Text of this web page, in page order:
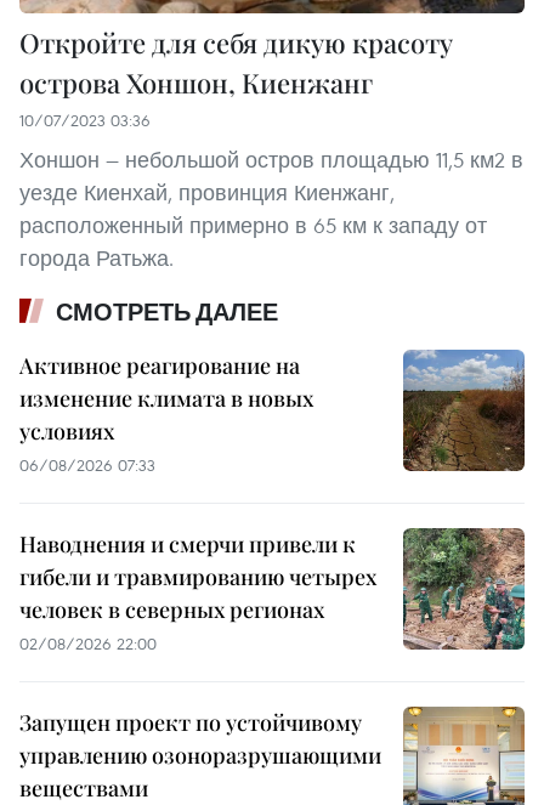
Откройте для себя дикую красоту
острова Хоншон, Киенжанг
10/07/2023 03:36
Хоншон — небольшой остров площадью 11,5 км2 в
уезде Киенхай, провинция Киенжанг,
расположенный примерно в 65 км к западу от
города Ратьжа.
СМОТРЕТЬ ДАЛЕЕ
Активное реагирование на
изменение климата в новых
условиях
06/08/2026 07:33
Наводнения и смерчи привели к
гибели и травмированию четырех
человек в северных регионах
02/08/2026 22:00
Запущен проект по устойчивому
управлению озоноразрушающими
веществами